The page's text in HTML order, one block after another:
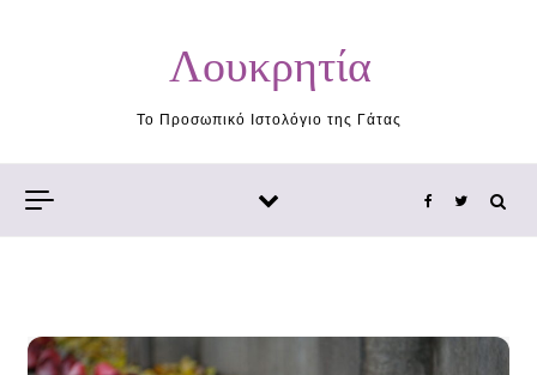
Λουκρητία
Το Προσωπικό Ιστολόγιο της Γάτας